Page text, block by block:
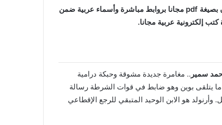
تحميل وقراءة قصة الخنجر المجنح تأليف جلبرت كيث تشسترتون بصيغة pdf مجانا بروابط مباشرة وأسماء عربية ضمن
سمير .. مغامرة جديدة مشوقة وحبكة درامية
يتلقى بوين وهو ضابط في قوات الشرطة رسالة
هو الابن الوحيد المتبقي للرجع الإقطاعي